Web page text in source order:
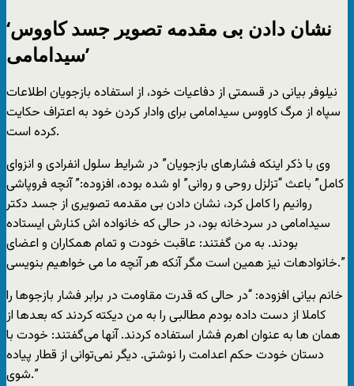
‘نشان دادن بی مقدمه تصویر جسد کاووس
سیدامامی’
نیلوفر بیانی در قسمتی از دفاعیات خود، از استفاده بازجویان اطلاعات
سپاه از مرگ کاووس سیدامامی برای وادار کردن خود به اعتراف حکایت
کرده است.
وی با ذکر اینکه فشارهای بازجویان” در شرایط سلول انفرادی و انزوای
کامل” باعث “تزلزل روحی و روانی” او شده بوده، افزوده:” آنچه فروپاشی
روانیم را کامل کرد، نشان دادن بی مقدمه تصویری از جسد دکتر
سیدامامی در سردخانه بود، در حالی که خانواده اش کنارش ایستاده
بودند. به من گفتند: عاقبت خودت و تمام همکاران و اعضای
خانوادهات نیز همین است مگر آنکه هر آنچه ما می خواهیم بنویسی.”
خانم بیانی افزوده: “در حالی که قدرت مقاومت در برابر فشار بازجوها را
کاملا از دست داده بودم مطالبی را به من دیکته کردند که بعدها از
همان ها به عنوان اهرم فشار استفاده کردند. آنها می‌گفتند: خودت با
دستان خودت حکم اعدامت را نوشتی. دیگر نمی‌توانی از قطار پیاده
شوی.”